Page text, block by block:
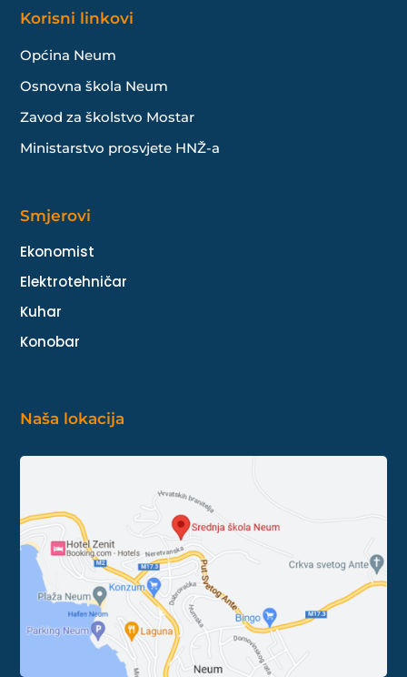
Korisni linkovi
Općina Neum
Osnovna škola Neum
Zavod za školstvo Mostar
Ministarstvo prosvjete HNŽ-a
Smjerovi
Ekonomist
Elektrotehničar
Kuhar
Konobar
Naša lokacija